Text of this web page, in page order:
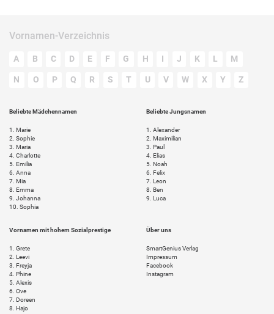
Vornamen-Verzeichnis
A B C D E F G H I J K L M
N O P Q R S T U V W X Y Z
Beliebte Mädchennamen
1.
Marie
2. Sophie
3. Maria
4. Charlotte
5. Emilia
6. Anna
7. Mia
8. Emma
9. Johanna
10. Sophia
Beliebte Jungsnamen
1.
Alexander
2. Maximilian
3. Paul
4. Elias
5. Noah
6. Felix
7. Leon
8. Ben
9. Luca
Vornamen mit hohem Sozialprestige
1.
Grete
2. Leevi
3. Freyja
4. Phine
5. Alexis
6. Ove
7. Doreen
8. Hajo
Über uns
SmartGenius Verlag
Impressum
Facebook
Instagram